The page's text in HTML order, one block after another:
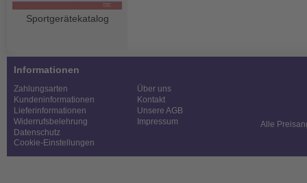
Sportgerätekatalog
Informationen
Zahlungsarten
Kundeninformationen
Lieferinformationen
Widerrufsbelehrung
Datenschutz
Cookie-Einstellungen
Über uns
Kontakt
Unsere AGB
Impressum
Alle